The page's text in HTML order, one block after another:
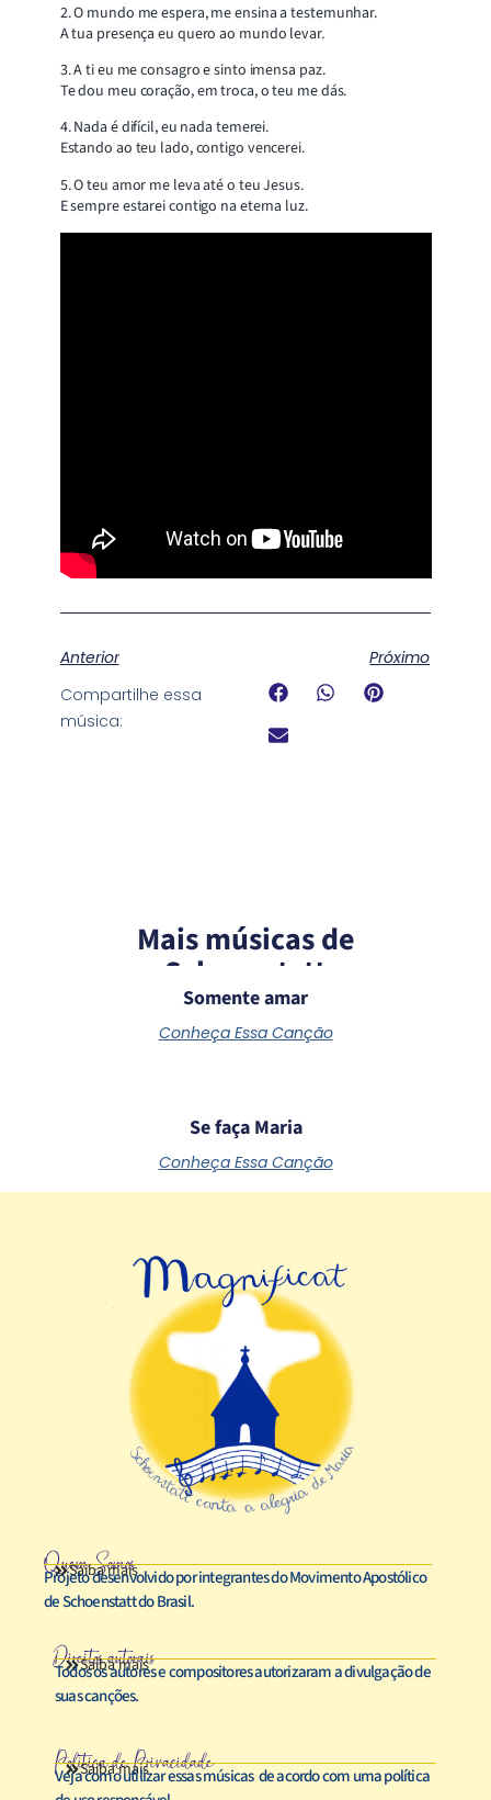
2. O mundo me espera, me ensina a testemunhar.
A tua presença eu quero ao mundo levar.
3. A ti eu me consagro e sinto imensa paz.
Te dou meu coração, em troca, o teu me dás.
4. Nada é difícil, eu nada temerei.
Estando ao teu lado, contigo vencerei.
5. O teu amor me leva até o teu Jesus.
E sempre estarei contigo na eterna luz.
Anterior
Próximo
Compartilhe essa
música:
Mais músicas de
Schoenstatt
Somente amar
Conheça Essa Canção
Se faça Maria
Conheça Essa Canção
Quem Somos
Saiba mais
Projeto desenvolvido por integrantes do Movimento Apostólico
de Schoenstatt do Brasil.
Direitos autorais
Saiba mais
Todos os autores e compositores autorizaram a divulgação de
suas canções.
Política de Privacidade
Saiba mais
Veja como utilizar essas músicas de acordo com uma política